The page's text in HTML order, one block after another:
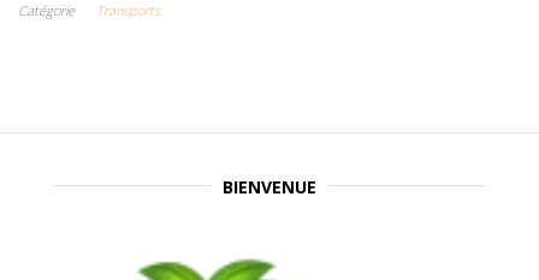
Catégorie Transports
BIENVENUE